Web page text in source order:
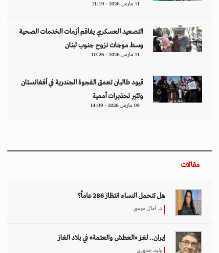
11 مارس 2026 - 11:19
التصعيد العسكري يفاقم أزمات الخدمات الصحية
وسط موجات نزوح جنوب لبنان
11 مارس 2026 - 10:26
قيود طالبان تعمق الفجوة الجندرية في أفغانستان
وتثير تحذيرات أممية
09 مارس 2026 - 14:09
مقالات
هل تتحمل النساء انتظارَ 286 عاماً؟
د. آمال موسى
إيران.. لغز «العطش والعتمة» في بلاد الغاز
وليد خدوري